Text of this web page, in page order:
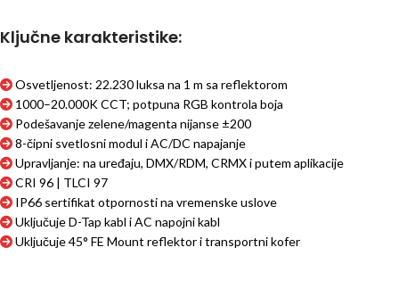
Ključne karakteristike:
Osvetljenost: 22.230 luksa na 1 m sa reflektorom
1000–20.000K CCT; potpuna RGB kontrola boja
Podešavanje zelene/magenta nijanse ±200
8-čipni svetlosni modul i AC/DC napajanje
Upravljanje: na uređaju, DMX/RDM, CRMX i putem aplikacije
CRI 96 | TLCI 97
IP66 sertifikat otpornosti na vremenske uslove
Uključuje D-Tap kabl i AC napojni kabl
Uključuje 45° FE Mount reflektor i transportni kofer